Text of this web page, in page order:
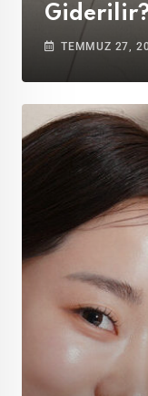
Giderilir?
TEMMUZ 27,